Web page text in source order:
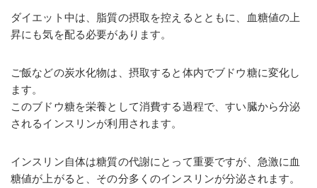
ダイエット中は、脂質の摂取を控えるとともに、血糖値の上
昇にも気を配る必要があります。
ご飯などの炭水化物は、摂取すると体内でブドウ糖に変化し
ます。
このブドウ糖を栄養として消費する過程で、すい臓から分泌
されるインスリンが利用されます。
インスリン自体は糖質の代謝にとって重要ですが、急激に血
糖値が上がると、その分多くのインスリンが分泌されます。